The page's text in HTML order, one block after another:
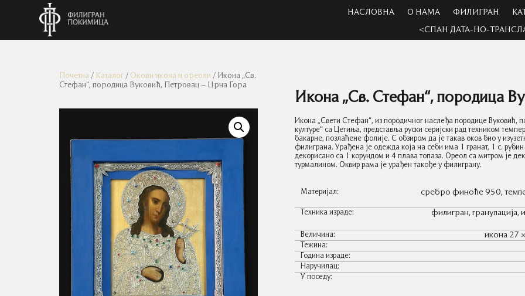
НАСЛОВНА О НАМА ФИЛИГРАН
<СПАН ДАТА-НО-
Почетна/ Каталог/ Окови икона и ореоли / Икона „Св.
Стефан“, породица Вуковић, Петровац – Црна Гора
Икона „Св. Стефан“, породица
Икона „Свети Стефан“, из породичног наслеђа породице Вуковић,
културе“ са Цетиња, представља руски серијски рад техником
бакарне, позлаћене фолије. С обзиром да је такав оков био у
филиграна. Урађена је одежда која на себи има 1 гранат, 1 с.
декорисано са 1 корундом и 4 плава топаза. Ореол са митром је
турмалином. Оквир рама је урађен такође у филиграну.
Материјал:
сребро финоће 950,
Техника израде:
филигран, гранулација,
Величина: икона 27
Тежина:
Година израде:
Наручилац:
У поседу: